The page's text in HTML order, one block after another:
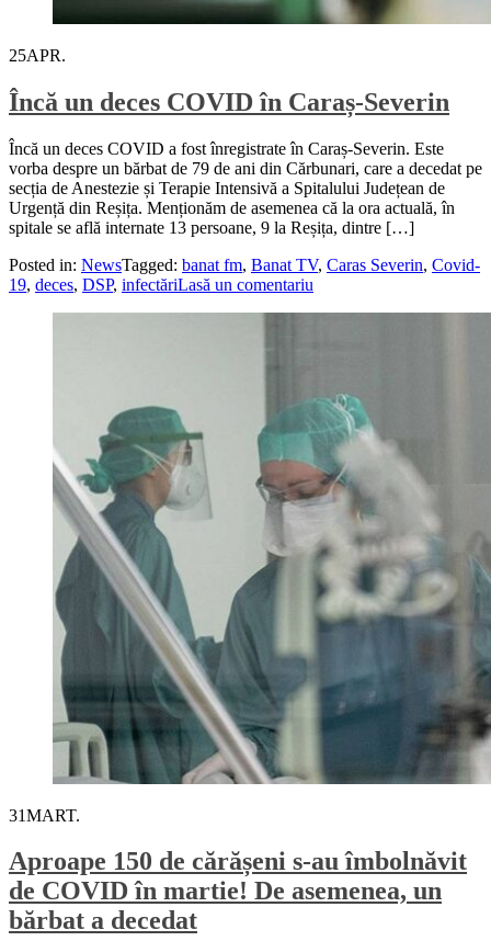
25APR.
Încă un deces COVID în Caraș-Severin
Încă un deces COVID a fost înregistrate în Caraș-Severin. Este
vorba despre un bărbat de 79 de ani din Cărbunari, care a decedat pe
secția de Anestezie și Terapie Intensivă a Spitalului Județean de
Urgență din Reșița. Menționăm de asemenea că la ora actuală, în
spitale se află internate 13 persoane, 9 la Reșița, dintre […]
Posted in: NewsTagged: banat fm, Banat TV, Caras Severin, Covid-
19, deces, DSP, infectăriLasă un comentariu
31MART.
Aproape 150 de cărășeni s-au îmbolnăvit
de COVID în martie! De asemenea, un
bărbat a decedat